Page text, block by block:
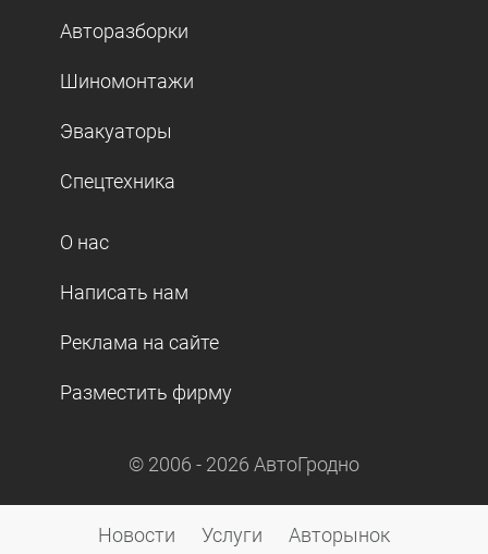
Авторазборки
Шиномонтажи
Эвакуаторы
Спецтехника
О нас
Написать нам
Реклама на сайте
Разместить фирму
© 2006 - 2026 АвтоГродно
Новости Услуги Авторынок